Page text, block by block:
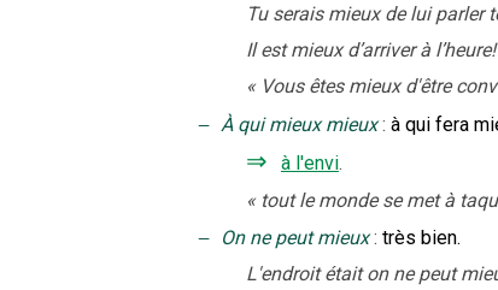
Tu serais mieux de lui parler
Il est mieux d’arriver à l’heure!
« Vous êtes mieux d'être
‒ À qui mieux mieux : à qui fera
⇒ à l'envi.
« tout le monde se met à
‒ On ne peut mieux : très bien.
L'endroit était on ne peut